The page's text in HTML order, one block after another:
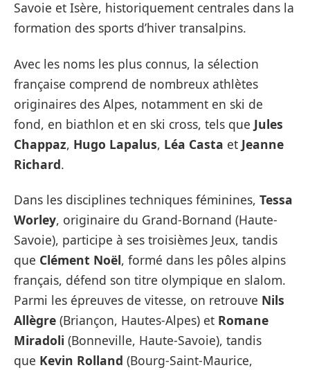
Savoie et Isère, historiquement centrales dans la
formation des sports d’hiver transalpins.
Avec les noms les plus connus, la sélection
française comprend de nombreux athlètes
originaires des Alpes, notamment en ski de
fond, en biathlon et en ski cross, tels que Jules
Chappaz, Hugo Lapalus, Léa Casta et Jeanne
Richard.
Dans les disciplines techniques féminines, Tessa
Worley, originaire du Grand-Bornand (Haute-
Savoie), participe à ses troisièmes Jeux, tandis
que Clément Noël, formé dans les pôles alpins
français, défend son titre olympique en slalom.
Parmi les épreuves de vitesse, on retrouve Nils
Allègre (Briançon, Hautes-Alpes) et Romane
Miradoli (Bonneville, Haute-Savoie), tandis
que Kevin Rolland (Bourg-Saint-Maurice,